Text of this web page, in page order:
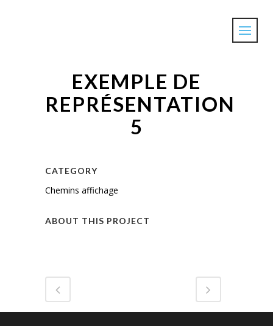
EXEMPLE DE
REPRÉSENTATION
5
CATEGORY
Chemins affichage
ABOUT THIS PROJECT